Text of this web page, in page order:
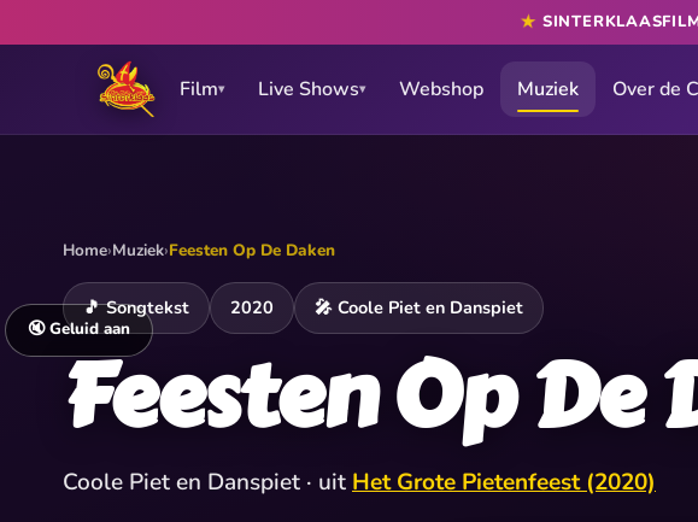
★
Film▾ Live Shows▾ Webshop Muziek Over de
🔇 Geluid aan
Home›Muziek›Feesten Op De Daken
🎵 Songtekst 2020 🎤 Coole Piet en Danspiet
Feesten Op De
Coole Piet en Danspiet · uit Het Grote Pietenfeest (2020)